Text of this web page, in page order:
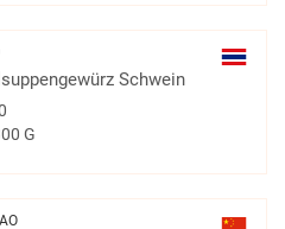
Schwein
G